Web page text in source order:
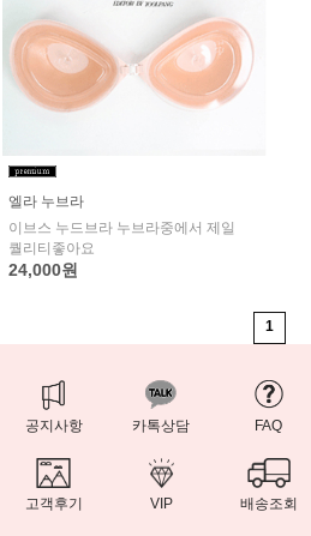
엘라 누브라
이브스 누드브라 누브라중에서 제일
퀄리티좋아요
24,000원
1
공지사항 카톡상담 FAQ
고객후기 VIP 배송조회